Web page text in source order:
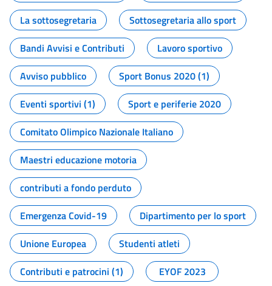
La sottosegretaria
Sottosegretaria allo sport
Bandi Avvisi e Contributi
Lavoro sportivo
Avviso pubblico
Sport Bonus 2020 (1)
Eventi sportivi (1)
Sport e periferie 2020
Comitato Olimpico Nazionale Italiano
Maestri educazione motoria
contributi a fondo perduto
Emergenza Covid-19
Dipartimento per lo sport
Unione Europea
Studenti atleti
Contributi e patrocini (1)
EYOF 2023